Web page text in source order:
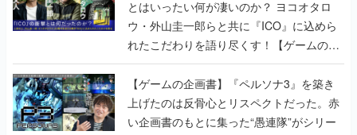
画書】
【ゲームの企画書】『ペルソナ3』を築き
上げたのは反骨心とリスペクトだった。赤
い企画書のもとに集った“愚連隊”がシリー
ズを生まれ変わらせるまで【橋野桂インタ
ビュー】
ゲームの企画書の記事一覧